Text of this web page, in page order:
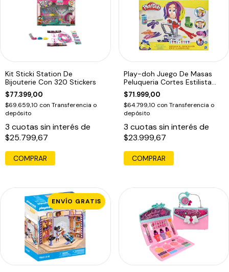
Kit Sticki Station De
Bijouterie Con 320 Stickers
$77.399,00
$69.659,10 con Transferencia o
depósito
3 cuotas sin interés de
$25.799,67
Play-doh Juego De Masas
Peluqueria Cortes Estilista
F1260
$71.999,00
$64.799,10 con Transferencia o
depósito
3 cuotas sin interés de
$23.999,67
COMPRAR
ENVÍO GRATIS